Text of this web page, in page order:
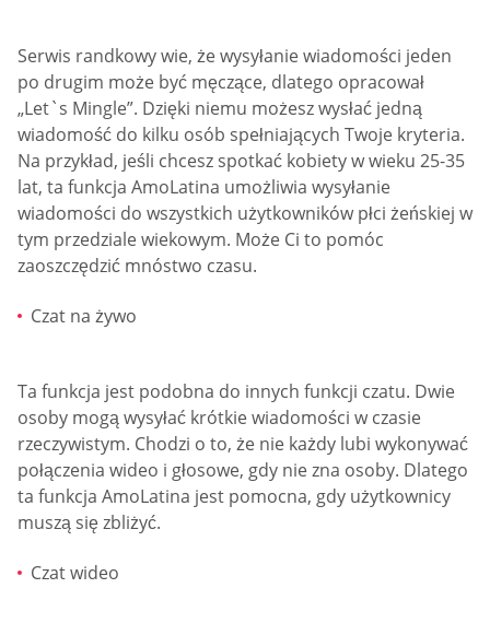
Serwis randkowy wie, że wysyłanie wiadomości jeden
po drugim może być męczące, dlatego opracował
„Let`s Mingle”. Dzięki niemu możesz wysłać jedną
wiadomość do kilku osób spełniających Twoje kryteria.
Na przykład, jeśli chcesz spotkać kobiety w wieku 25-35
lat, ta funkcja AmoLatina umożliwia wysyłanie
wiadomości do wszystkich użytkowników płci żeńskiej w
tym przedziale wiekowym. Może Ci to pomóc
zaoszczędzić mnóstwo czasu.
Czat na żywo
Ta funkcja jest podobna do innych funkcji czatu. Dwie
osoby mogą wysyłać krótkie wiadomości w czasie
rzeczywistym. Chodzi o to, że nie każdy lubi wykonywać
połączenia wideo i głosowe, gdy nie zna osoby. Dlatego
ta funkcja AmoLatina jest pomocna, gdy użytkownicy
muszą się zbliżyć.
Czat wideo